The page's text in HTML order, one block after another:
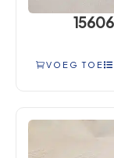
VOEG TOE